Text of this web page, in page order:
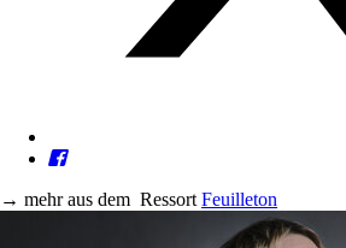
→ mehr aus dem Ressort Feuilleton